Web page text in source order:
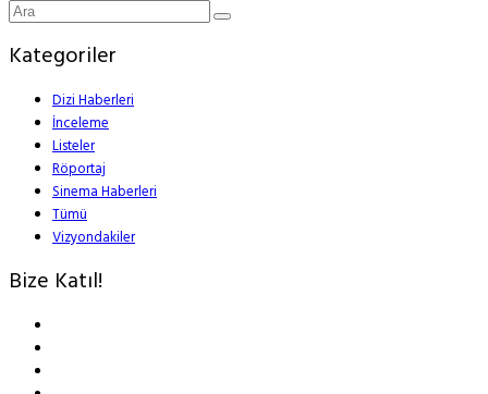
Kategoriler
Dizi Haberleri
İnceleme
Listeler
Röportaj
Sinema Haberleri
Tümü
Vizyondakiler
Bize Katıl!